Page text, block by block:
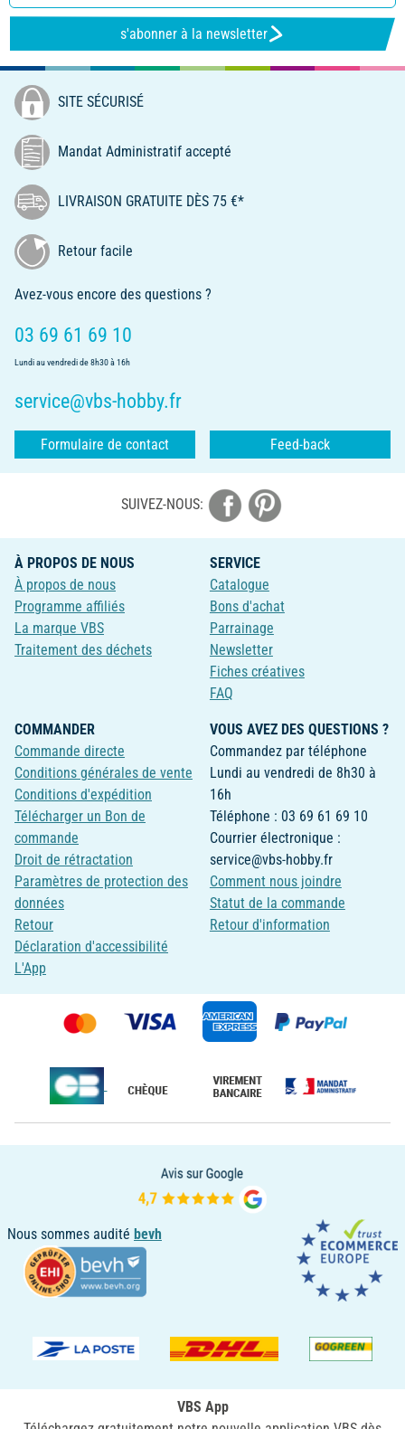
s'abonner à la newsletter
SITE SÉCURISÉ
Mandat Administratif accepté
LIVRAISON GRATUITE DÈS 75 €*
Retour facile
Avez-vous encore des questions ?
03 69 61 69 10
Lundi au vendredi de 8h30 à 16h
service@vbs-hobby.fr
Formulaire de contact Feed-back
SUIVEZ-NOUS:
À PROPOS DE NOUS
À propos de nous
Programme affiliés
La marque VBS
Traitement des déchets
SERVICE
Catalogue
Bons d'achat
Parrainage
Newsletter
Fiches créatives
FAQ
COMMANDER
Commande directe
Conditions générales de vente
Conditions d'expédition
Télécharger un Bon de
commande
Droit de rétractation
Paramètres de protection des
données
Retour
Déclaration d'accessibilité
L'App
VOUS AVEZ DES QUESTIONS ?
Commandez par téléphone
Lundi au vendredi de 8h30 à
16h
Téléphone : 03 69 61 69 10
Courrier électronique :
service@vbs-hobby.fr
Comment nous joindre
Statut de la commande
Retour d'information
Nous sommes audité bevh
VBS App